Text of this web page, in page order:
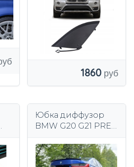
LIFT 51117338474
1860
Юбка диффузор
BMW G20 G21 PRE
черный глянец